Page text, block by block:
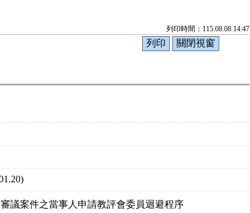
列印時間：115.08.08 14:47
議案件之當事人申請教評會委員迴避程序